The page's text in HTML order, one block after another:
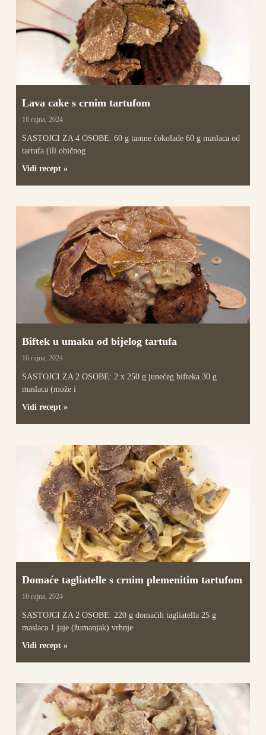
Lava cake s crnim tartufom
16 rujna, 2024
SASTOJCI ZA 4 OSOBE: 60 g tamne čokolade 60 g maslaca od
tartufa (ili običnog
Vidi recept »
Biftek u umaku od bijelog tartufa
16 rujna, 2024
SASTOJCI ZA 2 OSOBE: 2 x 250 g junećeg bifteka 30 g
maslaca (može i
Vidi recept »
Domaće tagliatelle s crnim plemenitim tartufom
16 rujna, 2024
SASTOJCI ZA 2 OSOBE: 220 g domaćih tagliatella 25 g
maslaca 1 jaje (žumanjak) vrhnje
Vidi recept »